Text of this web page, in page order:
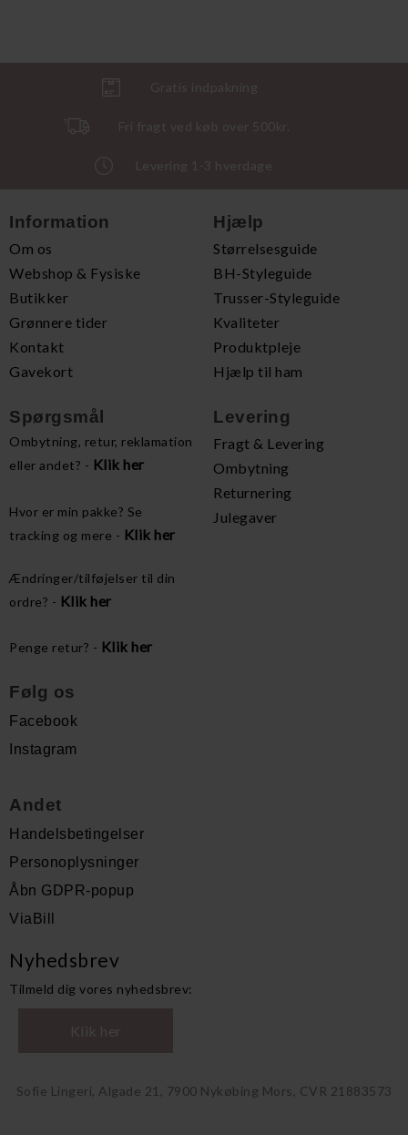
Gratis indpakning
Fri fragt ved køb over 500kr.
Levering 1-3 hverdage
Information
Om os
Webshop & Fysiske
Butikker
Grønnere tider
Kontakt
Gavekort
Hjælp
Størrelsesguide
BH-Styleguide
Trusser-Styleguide
Kvaliteter
Produktpleje
Hjælp til ham
Spørgsmål
Ombytning, retur, reklamation
eller andet? - Klik her
Hvor er min pakke? Se
tracking og mere - Klik her
Ændringer/tilføjelser til din
ordre? - Klik her
Penge retur? - Klik her
Levering
Fragt & Levering
Ombytning
Returnering
Julegaver
Følg os
Facebook
Instagram
Andet
Handelsbetingelser
Personoplysninger
Åbn GDPR-popup
ViaBill
Nyhedsbrev
Tilmeld dig vores nyhedsbrev:
Klik her
Sofie Lingeri, Algade 21, 7900 Nykøbing Mors, CVR 21883573